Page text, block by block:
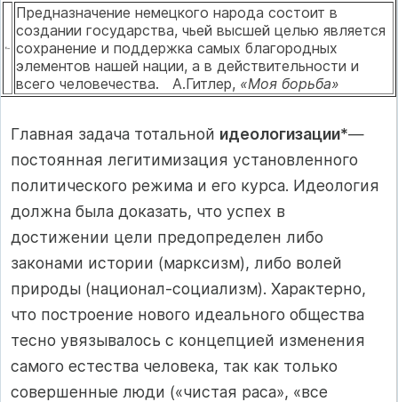
Предназначение немецкого народа состоит в
создании государства, чьей высшей целью является
сохранение и поддержка самых благо­родных
элементов нашей нации, а в действительности и
всего чело­вечества. А.Гитлер, «Моя борьба»
Главная задача тотальной идеологизации*—
постоянная легитими­зация установленного
политического режима и его курса. Идеология
долж­на была доказать, что успех в
достижении цели предопределен либо
законами истории (марксизм), либо волей
природы (на­ционал-социализм). Характерно,
что построение нового идеального общества
тесно увязывалось с концепцией изменения
самого естества человека, так как только
совершенные люди («чистая раса», «все­